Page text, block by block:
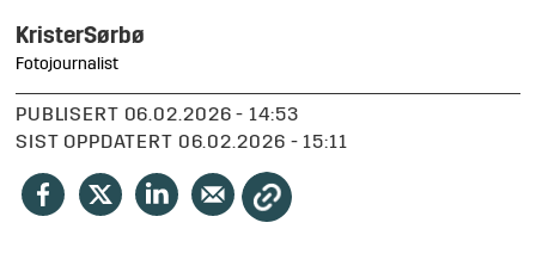
KristerSørbø
Fotojournalist
PUBLISERT
06.02.2026 - 14:53
SIST OPPDATERT
06.02.2026 - 15:11